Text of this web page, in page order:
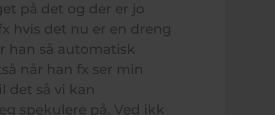
på det og der er jo
hvis det nu er en dreng
han så automatisk
når han fx ser min
det så vi kan
spekulere på. Ved ikk